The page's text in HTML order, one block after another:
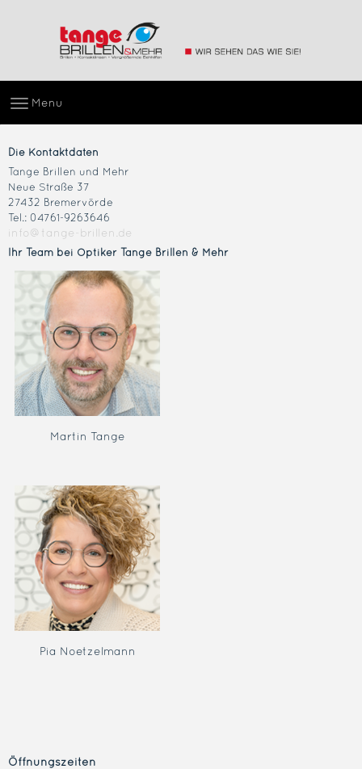
Menu
Die Kontaktdaten
Tange Brillen und Mehr
Neue Straße 37
27432 Bremervörde
Tel.: 04761-9263646
info@tange-brillen.de
Ihr Team bei Optiker Tange Brillen & Mehr
Martin Tange
Pia Noetzelmann
Öffnungszeiten